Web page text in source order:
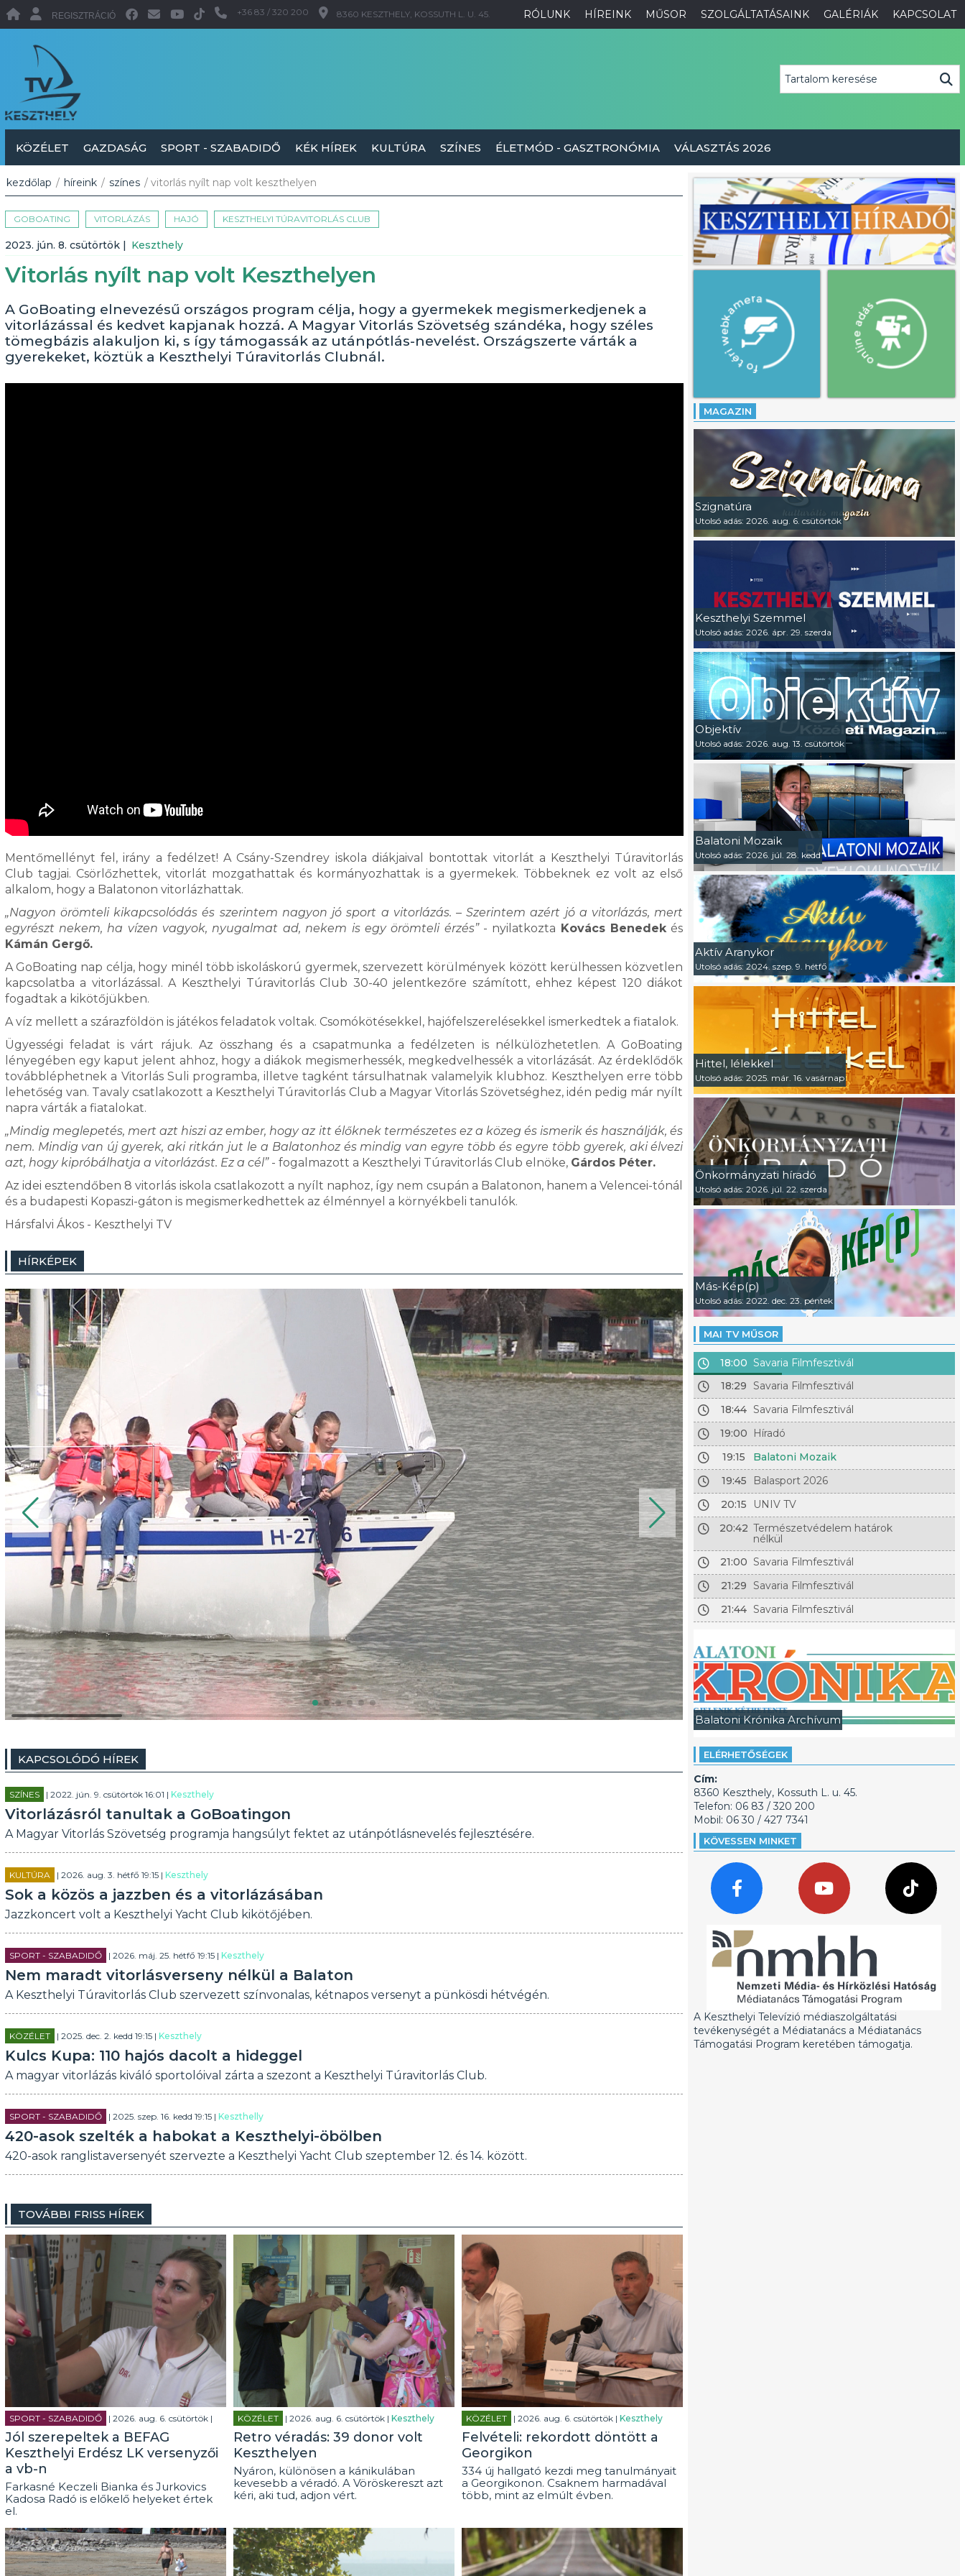
RÓLUNK HÍREINK MŰSOR SZOLGÁLTATÁSAINK GALÉRIÁK KAPCSOLAT
REGISZTRÁCIÓ +36 83 / 320 200 8360 KESZTHELY, KOSSUTH L. U. 45.
KÖZÉLET GAZDASÁG SPORT - SZABADIDŐ KÉK HÍREK KULTÚRA SZÍNES ÉLETMÓD - GASZTRONÓMIA VÁLASZTÁS 2026
kezdőlap / híreink / színes / vitorlás nyílt nap volt keszthelyen
GOBOATING VITORLÁZÁS HAJÓ KESZTHELYI TÚRAVITORLÁS CLUB
2023. jún. 8. csütörtök | Keszthely
Vitorlás nyílt nap volt Keszthelyen
A GoBoating elnevezésű országos program célja, hogy a gyermekek megismerkedjenek a
vitorlázással és kedvet kapjanak hozzá. A Magyar Vitorlás Szövetség szándéka, hogy széles
tömegbázis alakuljon ki, s így támogassák az utánpótlás-nevelést. Országszerte várták a
gyerekeket, köztük a Keszthelyi Túravitorlás Clubnál.
Mentőmellényt fel, irány a fedélzet! A Csány-Szendrey iskola diákjaival bontottak vitorlát a Keszthelyi Túravitorlás
Club tagjai. Csörlőzhettek, vitorlát mozgathattak és kormányozhattak is a gyermekek. Többeknek ez volt az első
alkalom, hogy a Balatonon vitorlázhattak.
„Nagyon örömteli kikapcsolódás és szerintem nagyon jó sport a vitorlázás. – Szerintem azért jó a vitorlázás, mert
egyrészt nekem, ha vízen vagyok, nyugalmat ad, nekem is egy örömteli érzés”- nyilatkozta Kovács Benedekés
Kámán Gergő.
A GoBoating nap célja, hogy minél több iskoláskorú gyermek, szervezett körülmények között kerülhessen közvetlen
kapcsolatba a vitorlázással. A Keszthelyi Túravitorlás Club 30-40 jelentkezőre számított, ehhez képest 120 diákot
fogadtak a kikötőjükben.
A víz mellett a szárazföldön is játékos feladatok voltak. Csomókötésekkel, hajófelszerelésekkel ismerkedtek a fiatalok.
Ügyességi feladat is várt rájuk. Az összhang és a csapatmunka a fedélzeten is nélkülözhetetlen. A GoBoating
lényegében egy kaput jelent ahhoz, hogy a diákok megismerhessék, megkedvelhessék a vitorlázását. Az érdeklődők
továbbléphetnek a Vitorlás Suli programba, illetve tagként társulhatnak valamelyik klubhoz. Keszthelyen erre több
lehetőség van. Tavaly csatlakozott a Keszthelyi Túravitorlás Club a Magyar Vitorlás Szövetséghez, idén pedig már nyílt
napra várták a fiatalokat.
„Mindig meglepetés, mert azt hiszi az ember, hogy az itt élőknek természetes ez a közeg és ismerik és használják, és
nem. Mindig van új gyerek, aki ritkán jut le a Balatonhoz és mindig van egyre több és egyre több gyerek, aki élvezi
azt, hogy kipróbálhatja a vitorlázást. Ez a cél”- fogalmazott a Keszthelyi Túravitorlás Club elnöke, Gárdos Péter.
Az idei esztendőben 8 vitorlás iskola csatlakozott a nyílt naphoz, így nem csupán a Balatonon, hanem a Velencei-tónál
és a budapesti Kopaszi-gáton is megismerkedhettek az élménnyel a környékbeli tanulók.
Hársfalvi Ákos - Keszthelyi TV
HÍRKÉPEK
KAPCSOLÓDÓ HÍREK
SZÍNES | 2022. jún. 9. csütörtök 16:01 | Keszthely
Vitorlázásról tanultak a GoBoatingon
A Magyar Vitorlás Szövetség programja hangsúlyt fektet az utánpótlásnevelés fejlesztésére.
KULTÚRA | 2026. aug. 3. hétfő 19:15 | Keszthely
Sok a közös a jazzben és a vitorlázásában
Jazzkoncert volt a Keszthelyi Yacht Club kikötőjében.
SPORT - SZABADIDŐ | 2026. máj. 25. hétfő 19:15 | Keszthely
Nem maradt vitorlásverseny nélkül a Balaton
A Keszthelyi Túravitorlás Club szervezett színvonalas, kétnapos versenyt a pünkösdi hétvégén.
KÖZÉLET | 2025. dec. 2. kedd 19:15 | Keszthely
Kulcs Kupa: 110 hajós dacolt a hideggel
A magyar vitorlázás kiváló sportolóival zárta a szezont a Keszthelyi Túravitorlás Club.
SPORT - SZABADIDŐ | 2025. szep. 16. kedd 19:15 | Keszthelly
420-asok szelték a habokat a Keszthelyi-öbölben
420-asok ranglistaversenyét szervezte a Keszthelyi Yacht Club szeptember 12. és 14. között.
TOVÁBBI FRISS HÍREK
SPORT - SZABADIDŐ | 2026. aug. 6. csütörtök |
Jól szerepeltek a BEFAG
Keszthelyi Erdész LK versenyzői
a vb-n
Farkasné Keczeli Bianka és Jurkovics
Kadosa Radó is előkelő helyeket értek
el.
KÖZÉLET | 2026. aug. 6. csütörtök | Keszthely
Retro véradás: 39 donor volt
Keszthelyen
Nyáron, különösen a kánikulában
kevesebb a véradó. A Vöröskereszt azt
kéri, aki tud, adjon vért.
KÖZÉLET | 2026. aug. 6. csütörtök | Keszthely
Felvételi: rekordott döntött a
Georgikon
334 új hallgató kezdi meg tanulmányait
a Georgikonon. Csaknem harmadával
több, mint az elmúlt évben.
MAGAZIN
Szignatúra
Utolsó adás: 2026. aug. 6. csütörtök
Keszthelyi Szemmel
Utolsó adás: 2026. ápr. 29. szerda
Objektív
Utolsó adás: 2026. aug. 13. csütörtök
Balatoni Mozaik
Utolsó adás: 2026. júl. 28. kedd
Aktív Aranykor
Utolsó adás: 2024. szep. 9. hétfő
Hittel, lélekkel
Utolsó adás: 2025. már. 16. vasárnap
Önkormányzati híradó
Utolsó adás: 2026. júl. 22. szerda
Más-Kép(p)
Utolsó adás: 2022. dec. 23. péntek
MAI TV MŰSOR
18:00 Savaria Filmfesztivál
18:29
Savaria Filmfesztivál
18:44 Savaria Filmfesztivál
19:00
Híradó
19:15
Balatoni Mozaik
19:45
Balasport 2026
20:15
UNIV TV
20:42 Természetvédelem határok
nélkül
21:00 Savaria Filmfesztivál
21:29
Savaria Filmfesztivál
21:44 Savaria Filmfesztivál
Balatoni Krónika Archívum
ELÉRHETŐSÉGEK
Cím:
8360 Keszthely, Kossuth L. u. 45.
Telefon: 06 83 / 320 200
Mobil: 06 30 / 427 7341
KÖVESSEN MINKET
A Keszthelyi Televízió médiaszolgáltatási
tevékenységét a Médiatanács a Médiatanács
Támogatási Program keretében támogatja.